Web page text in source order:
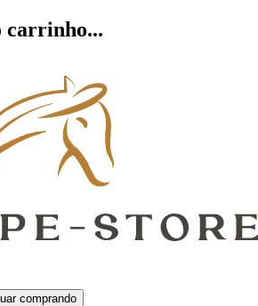
carrinho...
comprando